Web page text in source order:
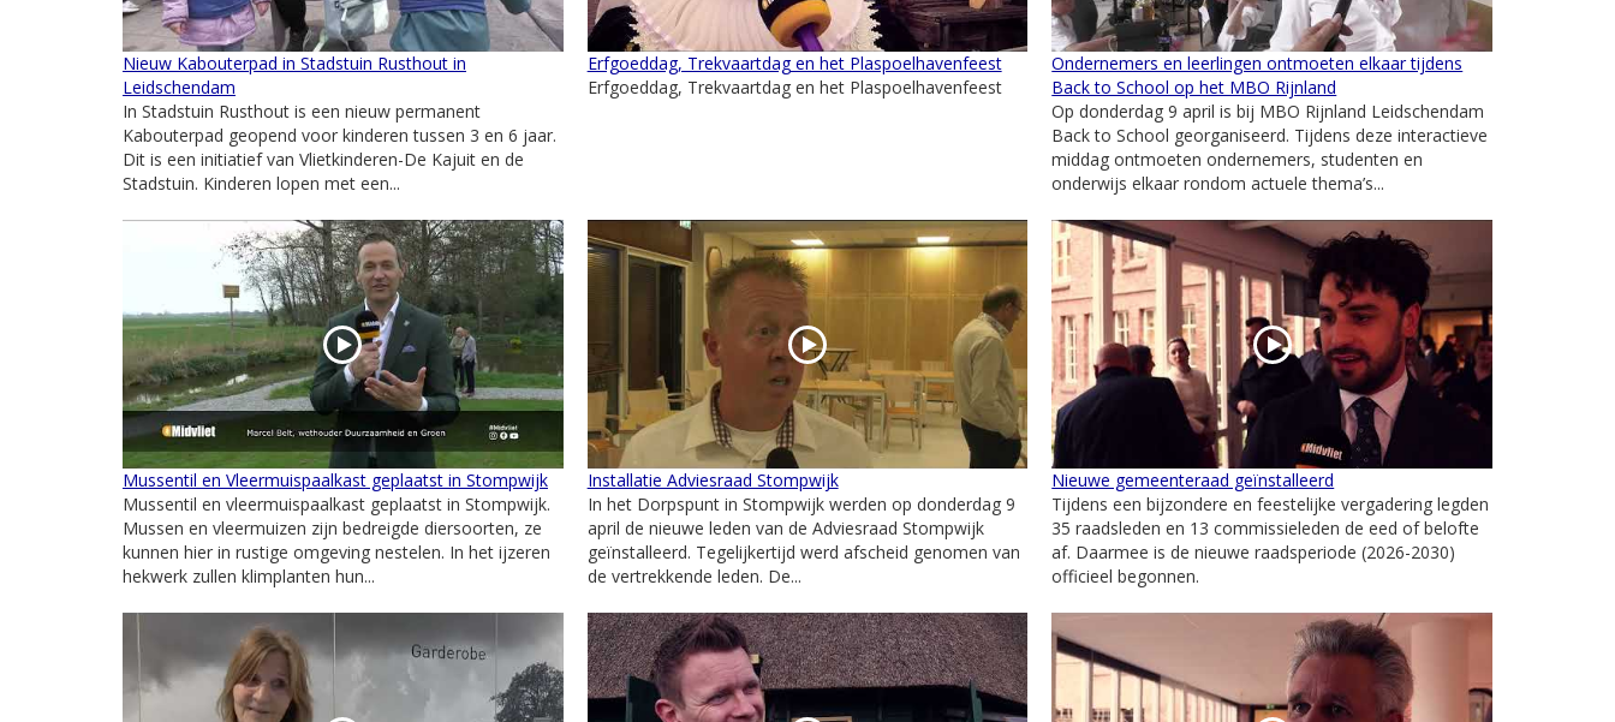
Nieuw Kabouterpad in Stadstuin Rusthout in
Leidschendam
In Stadstuin Rusthout is een nieuw permanent
Kabouterpad geopend voor kinderen tussen 3 en 6 jaar.
Dit is een initiatief van Vlietkinderen-De Kajuit en de
Stadstuin. Kinderen lopen met een...
Erfgoeddag, Trekvaartdag en het Plaspoelhavenfeest
Erfgoeddag, Trekvaartdag en het Plaspoelhavenfeest
Ondernemers en leerlingen ontmoeten elkaar tijdens
Back to School op het MBO Rijnland
Op donderdag 9 april is bij MBO Rijnland Leidschendam
Back to School georganiseerd. Tijdens deze interactieve
middag ontmoeten ondernemers, studenten en
onderwijs elkaar rondom actuele thema’s...
Mussentil en Vleermuispaalkast geplaatst in Stompwijk
Mussentil en vleermuispaalkast geplaatst in Stompwijk.
Mussen en vleermuizen zijn bedreigde diersoorten, ze
kunnen hier in rustige omgeving nestelen. In het ijzeren
hekwerk zullen klimplanten hun...
Installatie Adviesraad Stompwijk
In het Dorpspunt in Stompwijk werden op donderdag 9
april de nieuwe leden van de Adviesraad Stompwijk
geïnstalleerd. Tegelijkertijd werd afscheid genomen van
de vertrekkende leden. De...
Nieuwe gemeenteraad geïnstalleerd
Tijdens een bijzondere en feestelijke vergadering legden
35 raadsleden en 13 commissieleden de eed of belofte
af. Daarmee is de nieuwe raadsperiode (2026-2030)
officieel begonnen.